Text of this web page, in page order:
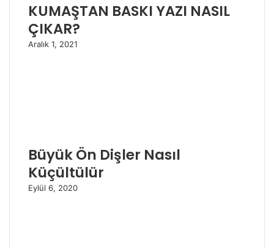
KUMAŞTAN BASKI YAZI NASIL
ÇIKAR?
Aralık 1, 2021
Büyük Ön Dişler Nasıl
Küçültülür
Eylül 6, 2020